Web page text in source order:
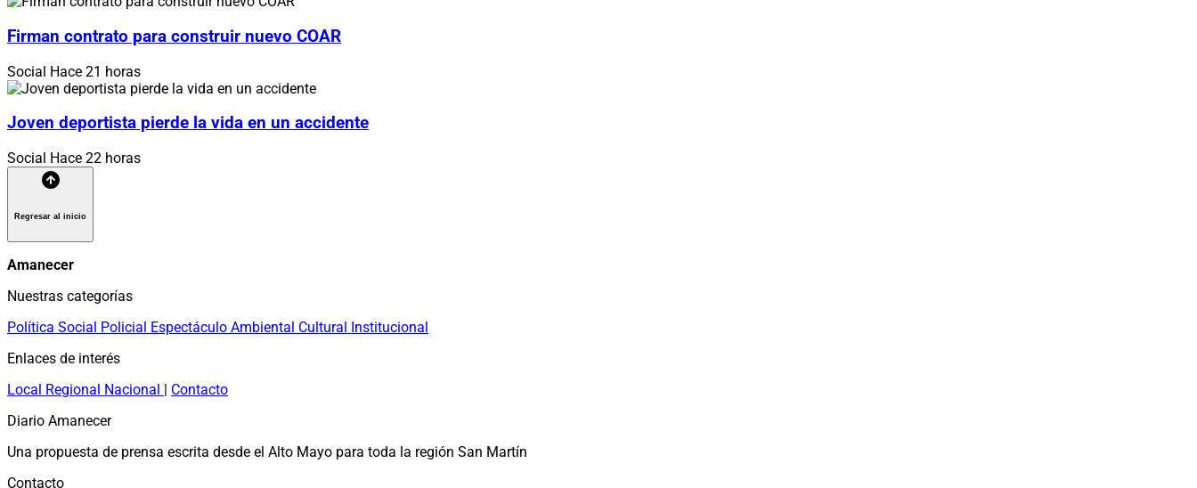
Firman contrato para construir nuevo COAR
Social Hace 21 horas
Joven deportista pierde la vida en un accidente
Social Hace 22 horas
Regresar al inicio
Amanecer
Nuestras categorías
Política Social Policial Espectáculo Ambiental Cultural Institucional
Enlaces de interés
Local Regional Nacional | Contacto
Diario Amanecer
Una propuesta de prensa escrita desde el Alto Mayo para toda la región San Martín
Contacto